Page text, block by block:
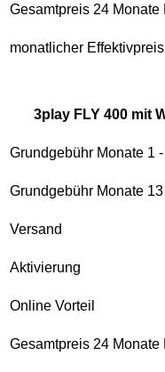
Gesamtpreis 24 Monate
monatlicher
3play FLY 400 mit
Grundgebühr Monate 1
Grundgebühr Monate
Versand
Aktivierung
Online Vorteil
Gesamtpreis 24 Monate